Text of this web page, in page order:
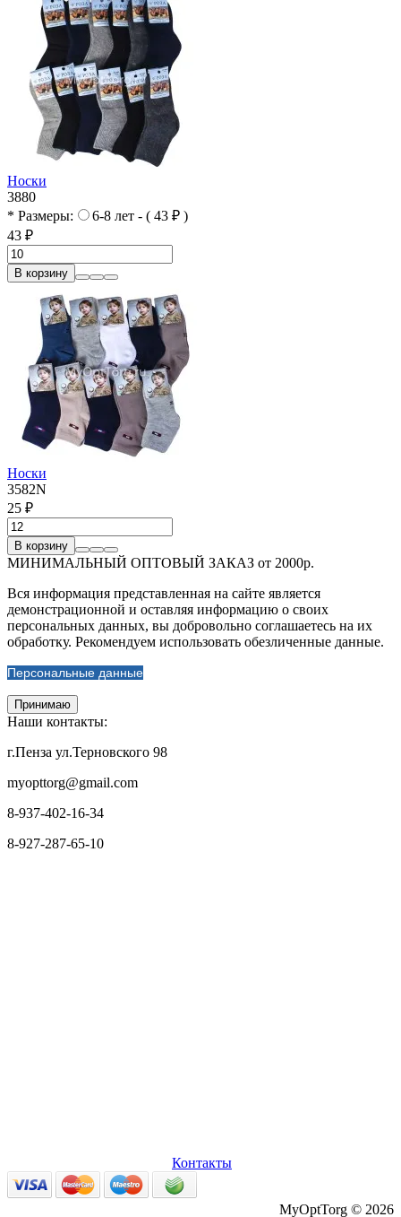
Носки
3880
* Размеры:
6-8 лет - ( 43 ₽ )
43 ₽
В корзину
Носки
3582N
25 ₽
В корзину
МИНИМАЛЬНЫЙ ОПТОВЫЙ ЗАКАЗ от 2000р.
Вся информация представленная на сайте является
демонстрационной и оставляя информацию о своих
персональных данных, вы добровольно соглашаетесь на их
обработку. Рекомендуем использовать обезличенные данные.
Персональные данные
Принимаю
Наши контакты:
г.Пенза ул.Терновского 98
myopttorg@gmail.com
8-937-402-16-34
8-927-287-65-10
Контакты
MyOptTorg © 2026